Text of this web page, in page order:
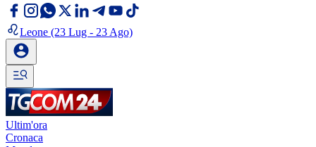
Leone (23 Lug - 23 Ago)
Ultim'ora
Cronaca